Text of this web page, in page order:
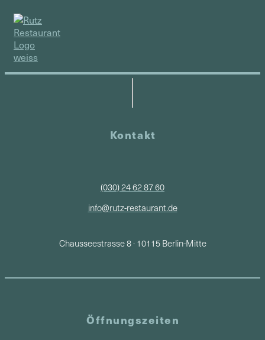
Kontakt
(030) 24 62 87 60
info@rutz-restaurant.de
Chausseestrasse 8 · 10115 Berlin-Mitte
Öffnungszeiten